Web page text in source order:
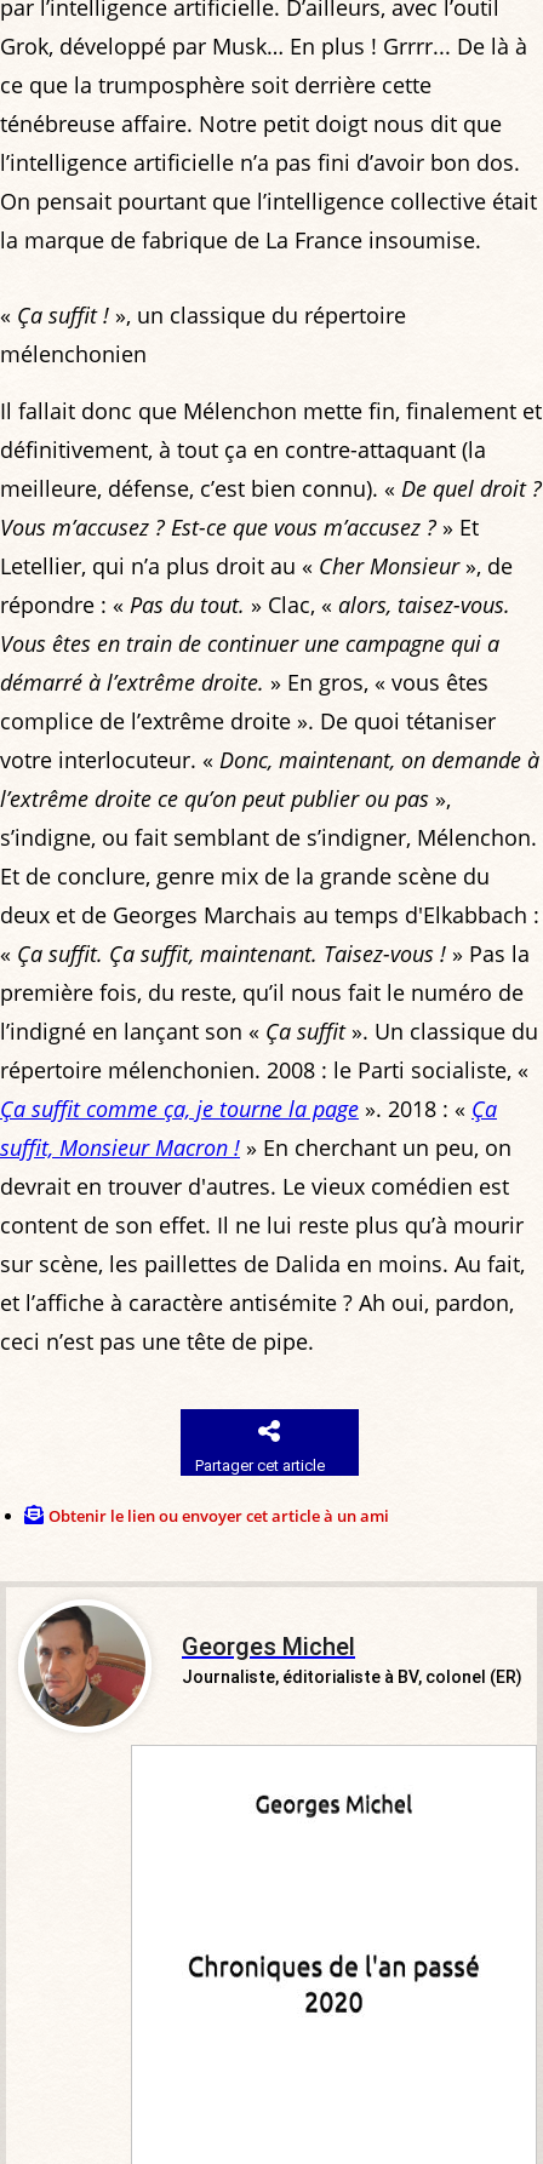
par l’intelligence artificielle. D’ailleurs, avec l’outil
Grok, développé par Musk… En plus ! Grrrr... De là à
ce que la trumposphère soit derrière cette
ténébreuse affaire. Notre petit doigt nous dit que
l’intelligence artificielle n’a pas fini d’avoir bon dos.
On pensait pourtant que l’intelligence collective était
la marque de fabrique de La France insoumise.
« Ça suffit ! », un classique du répertoire
mélenchonien
Il fallait donc que Mélenchon mette fin, finalement et
définitivement, à tout ça en contre-attaquant (la
meilleure, défense, c’est bien connu). « De quel droit ?
Vous m’accusez ? Est-ce que vous m’accusez ? » Et
Letellier, qui n’a plus droit au « Cher Monsieur», de
répondre : « Pas du tout. » Clac, « alors, taisez-vous.
Vous êtes en train de continuer une campagne qui a
démarré à l’extrême droite. » En gros, « vous êtes
complice de l’extrême droite ». De quoi tétaniser
votre interlocuteur. « Donc, maintenant, on demande à
l’extrême droite ce qu’on peut publier ou pas »,
s’indigne, ou fait semblant de s’indigner, Mélenchon.
Et de conclure, genre mix de la grande scène du
deux et de Georges Marchais au temps d'Elkabbach :
« Ça suffit. Ça suffit, maintenant. Taisez-vous ! » Pas la
première fois, du reste, qu’il nous fait le numéro de
l’indigné en lançant son « Ça suffit». Un classique du
répertoire mélenchonien. 2008 : le Parti socialiste, «
Ça suffit comme ça, je tourne la page ». 2018 : « Ça
suffit, Monsieur Macron ! » En cherchant un peu, on
devrait en trouver d'autres. Le vieux comédien est
content de son effet. Il ne lui reste plus qu’à mourir
sur scène, les paillettes de Dalida en moins. Au fait,
et l’affiche à caractère antisémite ? Ah oui, pardon,
ceci n’est pas une tête de pipe.
Partager cet article
Obtenir le lien ou envoyer cet article à un ami
Georges Michel
Journaliste, éditorialiste à BV, colonel (ER)